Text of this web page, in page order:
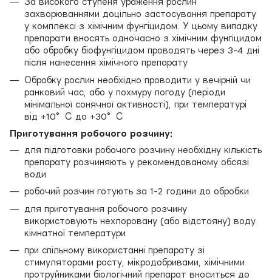
захворюваннями доцільно застосування препарату
у комплексі з хімічним фунгіцидом. У цьому випадку
препарати вносять одночасно з хімічним фунгіцидом
або обробку біофунгіцидом проводять через 3-4 дні
після нанесення хімічного препарату
Обробку рослин необхідно проводити у вечірній чи
ранковий час, або у похмуру погоду (періоди
мінімальної сонячної активності), при температурі
від +10°С до +30°С
Приготування робочого розчину:
для підготовки робочого розчину необхідну кількість
препарату розчиняють у рекомендованому обсязі
води
робочий розчин готують за 1-2 години до обробки
для приготування робочого розчину
використовують нехлоровану (або відстояну) воду
кімнатної температури
при спільному використанні препарату зі
стимуляторами росту, мікродобривами, хімічними
протруйниками біологічний препарат вноситься до